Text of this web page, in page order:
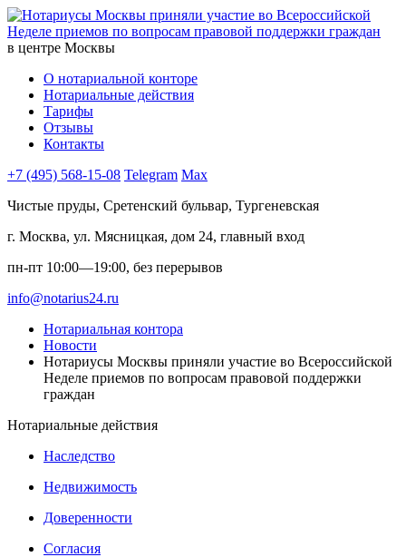
в центре Москвы
О нотариальной конторе
Нотариальные действия
Тарифы
Отзывы
Контакты
+7 (495) 568-15-08 Telegram Max
Чистые пруды, Сретенский бульвар, Тургеневская
г. Москва, ул. Мясницкая, дом 24, главный вход
пн-пт 10:00—19:00, без перерывов
info@notarius24.ru
Нотариальная контора
Новости
Нотариусы Москвы приняли участие во Всероссийской
Неделе приемов по вопросам правовой поддержки
граждан
Нотариальные действия
Наследство
Недвижимость
Доверенности
Согласия